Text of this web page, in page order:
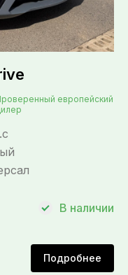
европейский
Подробнее
В наличии